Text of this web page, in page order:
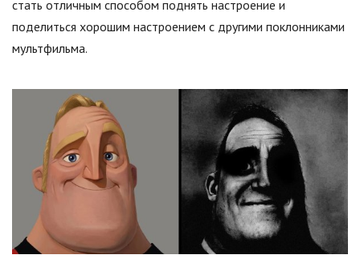
стать отличным способом поднять настроение и
поделиться хорошим настроением с другими поклонниками
мультфильма.